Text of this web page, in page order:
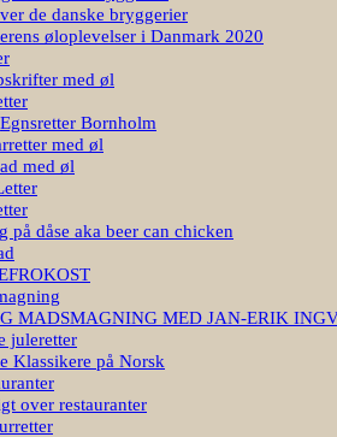
de danske bryggerier
øloplevelser i Danmark 2020
med øl
Egnsretter Bornholm
med øl
med øl
på dåse aka beer can chicken
MADSMAGNING MED JAN-ERIK
juleretter
Klassikere på Norsk
over restauranter